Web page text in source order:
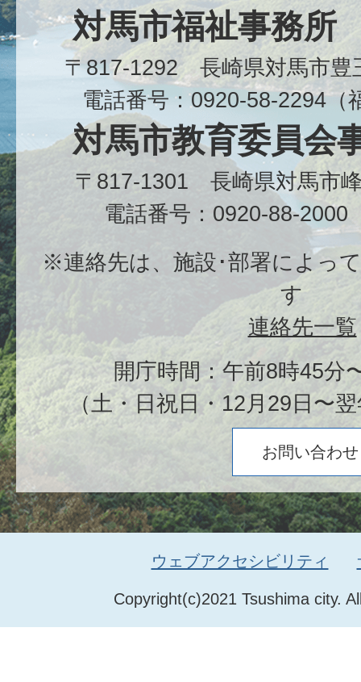
対馬市福祉事務所
〒817-1292 長崎県対馬市
電話番号：0920-58-2294（
対馬市教育委員会
〒817-1301 長崎県対馬市
電話番号：0920-88-2000
※連絡先は、施設･部署によっ
す
連絡先一覧
開庁時間：午前8時45分
（土・日祝日・12月29日〜
お問い合わせ
Copyright(c)2021 Tsushima city.
ウェブアクセシビリティ